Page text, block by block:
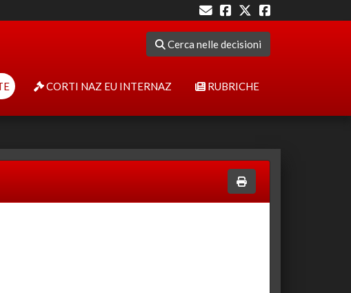
Cerca nelle decisioni
CORTI NAZ EU INTERNAZ RUBRICHE